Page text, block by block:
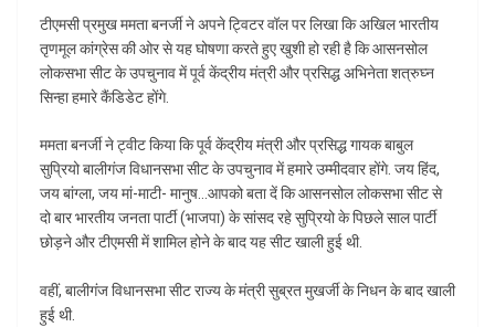
टीएमसी प्रमुख ममता बनर्जी ने अपने ट्विटर वॉल पर लिखा कि अखिल भारतीय
तृणमूल कांग्रेस की ओर से यह घोषणा करते हुए खुशी हो रही है कि आसनसोल
लोकसभा सीट के उपचुनाव में पूर्व केंद्रीय मंत्री और प्रसिद्ध अभिनेता शत्रुघ्न
सिन्हा हमारे कैंडिडेट होंगे.
ममता बनर्जी ने ट्वीट किया कि पूर्व केंद्रीय मंत्री और प्रसिद्ध गायक बाबुल
सुप्रियो बालीगंज विधानसभा सीट के उपचुनाव में हमारे उम्मीदवार होंगे. जय हिंद,
जय बांग्ला, जय मां-माटी- मानुष…आपको बता दें कि आसनसोल लोकसभा सीट से
दो बार भारतीय जनता पार्टी (भाजपा) के सांसद रहे सुप्रियो के पिछले साल पार्टी
छोड़ने और टीएमसी में शामिल होने के बाद यह सीट खाली हुई थी.
वहीं, बालीगंज विधानसभा सीट राज्य के मंत्री सुब्रत मुखर्जी के निधन के बाद खाली
हुई थी.